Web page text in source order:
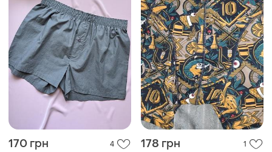
170 грн 4 178 грн 1